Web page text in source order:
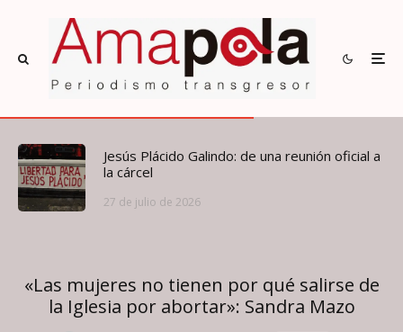
Jesús Plácido Galindo: de una reunión oficial a
la cárcel
27 de julio de 2026
«Las mujeres no tienen por qué salirse de
la Iglesia por abortar»: Sandra Mazo